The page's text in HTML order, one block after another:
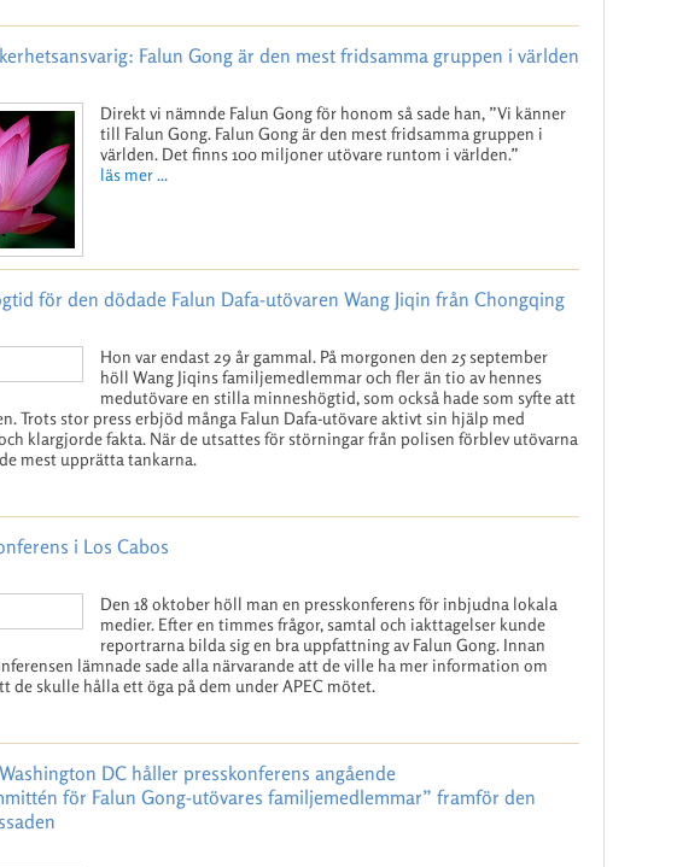
Falun Gong är den mest fridsamma gruppen i världen
Direkt vi nämnde Falun Gong för honom så sade han, ”Vi känner
till Falun Gong. Falun Gong är den mest fridsamma gruppen i
världen. Det finns 100 miljoner utövare runtom i världen.”
läs mer ...
för den dödade Falun Dafa-utövaren Wang Jiqin från Chongqing
Hon var endast 29 år gammal. På morgonen den 25 september
höll Wang Jiqins familjemedlemmar och fler än tio av hennes
medutövare en stilla minneshögtid, som också hade som syfte att
Trots stor press erbjöd många Falun Dafa-utövare aktivt sin hjälp med
klargjorde fakta. När de utsattes för störningar från polisen förblev utövarna
mest upprätta tankarna.
i Los Cabos
Den 18 oktober höll man en presskonferens för inbjudna lokala
medier. Efter en timmes frågor, samtal och iakttagelser kunde
reportrarna bilda sig en bra uppfattning av Falun Gong. Innan
lämnade sade alla närvarande att de ville ha mer information om
de skulle hålla ett öga på dem under APEC mötet.
DC håller presskonferens angående
för Falun Gong-utövares familjemedlemmar” framför den